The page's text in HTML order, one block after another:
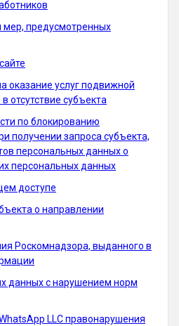
мер, предусмотренных
оказание услуг подвижной
отсутствие субъекта
по блокированию
получении запроса субъекта,
персональных данных о
персональных данных
доступе
о направлении
Роскомнадзора, выданного в
данных с нарушением норм
LLC правонарушения